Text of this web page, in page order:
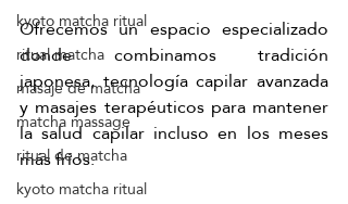
kyoto matcha ritual
ritual matcha
masaje de matcha
matcha massage
ritual de matcha
kyoto matcha ritual
Ofrecemos un espacio especializado
donde combinamos tradición
japonesa, tecnología capilar avanzada
y masajes terapéuticos para mantener
la salud capilar incluso en los meses
más fríos.